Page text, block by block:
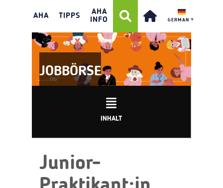
AHA TIPPS
AHA
INFO
GERMAN ▼
JOBBÖRSE
INHALT
Junior-